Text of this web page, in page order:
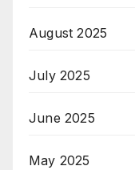
August 2025
July 2025
June 2025
May 2025